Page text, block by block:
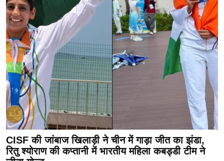
CISF की जांबाज खिलाड़ी ने चीन में गाड़ा जीत का झंडा,
रितु श्योराण की कप्तानी में भारतीय महिला कबड्डी टीम ने